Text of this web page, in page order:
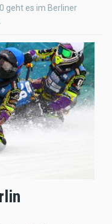
geht es im Berliner